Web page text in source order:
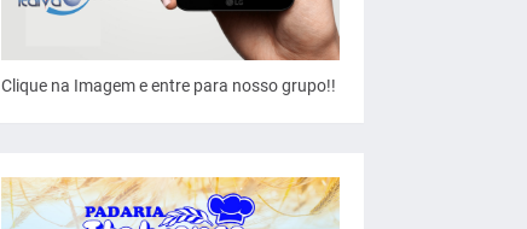
Clique na Imagem e entre para nosso grupo!!